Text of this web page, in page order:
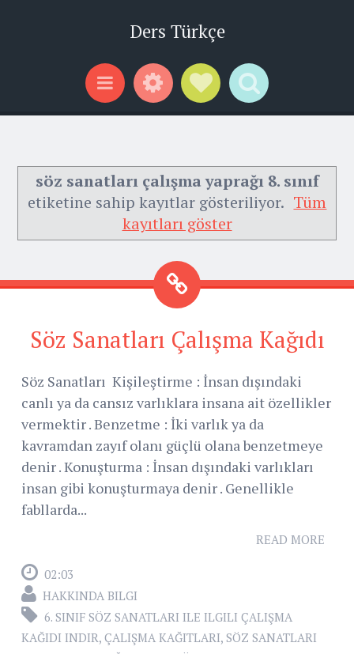
Ders Türkçe
Menu WidgetsSocial Links
Search
söz sanatları çalışma yaprağı 8. sınıf
etiketine sahip kayıtlar gösteriliyor. Tüm
kayıtları göster
Söz Sanatları Çalışma Kağıdı
Söz Sanatları Kişileştirme : İnsan dışındaki
canlı ya da cansız varlıklara insana ait özellikler
vermektir . Benzetme : İki varlık ya da
kavramdan zayıf olanı güçlü olana benzetmeye
denir . Konuşturma : İnsan dışındaki varlıkları
insan gibi konuşturmaya denir . Genellikle
fabllarda...
READ MORE
02:03
HAKKINDA BILGI
6. SINIF SÖZ SANATLARI ILE ILGILI ÇALIŞMA
KAĞIDI INDIR, ÇALIŞMA KAĞITLARI, SÖZ SANATLARI